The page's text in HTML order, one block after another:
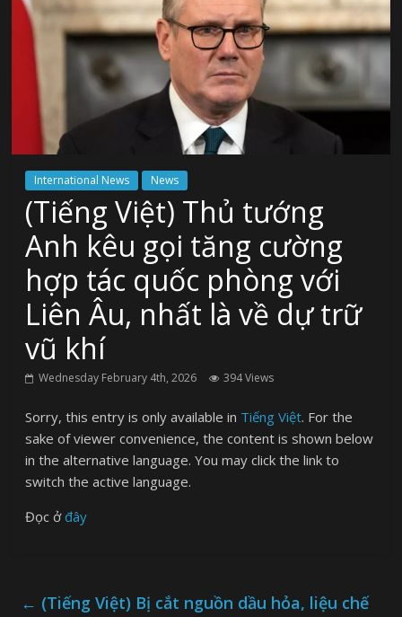
International News News
(Tiếng Việt) Thủ tướng
Anh kêu gọi tăng cường
hợp tác quốc phòng với
Liên Âu, nhất là về dự trữ
vũ khí
Wednesday February 4th, 2026 394 Views
Sorry, this entry is only available in Tiếng Việt. For the
sake of viewer convenience, the content is shown below
in the alternative language. You may click the link to
switch the active language.
Đọc ởđây
← (Tiếng Việt) Bị cắt nguồn dầu hỏa, liệu chế